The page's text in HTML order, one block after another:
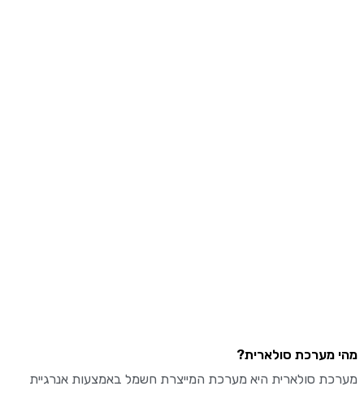
מערכת סולארית?
סולארית היא מערכת המייצרת חשמל באמצעות אנרגיית